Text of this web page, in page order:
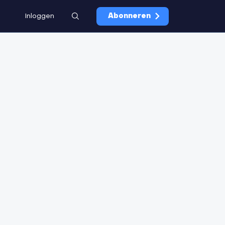
Inloggen Abonneren